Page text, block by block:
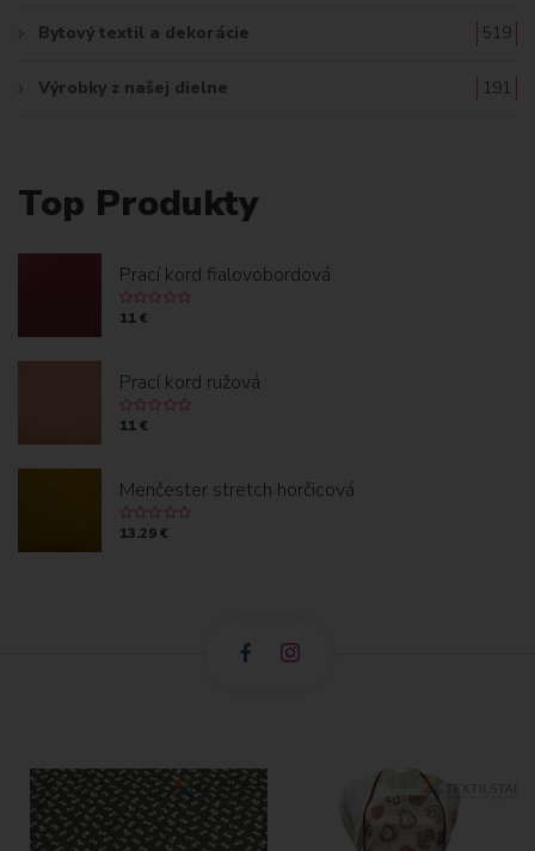
Bytový textil a dekorácie 519
Výrobky z našej dielne 191
Top Produkty
Prací kord fialovobordová
11 €
Prací kord ružová
11 €
Menčester stretch horčicová
13.29 €